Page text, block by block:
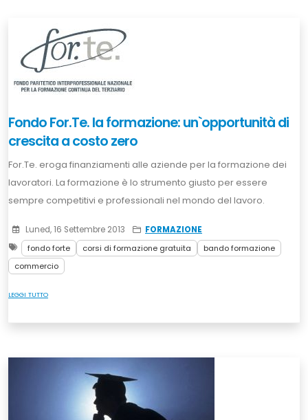
Fondo For.Te. la formazione: un`opportunità di
crescita a costo zero
For.Te. eroga finanziamenti alle aziende per la formazione dei
lavoratori. La formazione è lo strumento giusto per essere
sempre competitivi e professionali nel mondo del lavoro.
Luned, 16 Settembre 2013
FORMAZIONE
fondo forte
corsi di formazione gratuita
bando formazione
commercio
LEGGI TUTTO